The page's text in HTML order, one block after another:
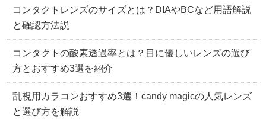
コンタクトレンズのサイズとは？DIAやBCなど用語解説
と確認方法説
コンタクトの酸素透過率とは？目に優しいレンズの選び
方とおすすめ3選を紹介
乱視用カラコンおすすめ3選！candy magicの人気レンズ
と選び方を解説